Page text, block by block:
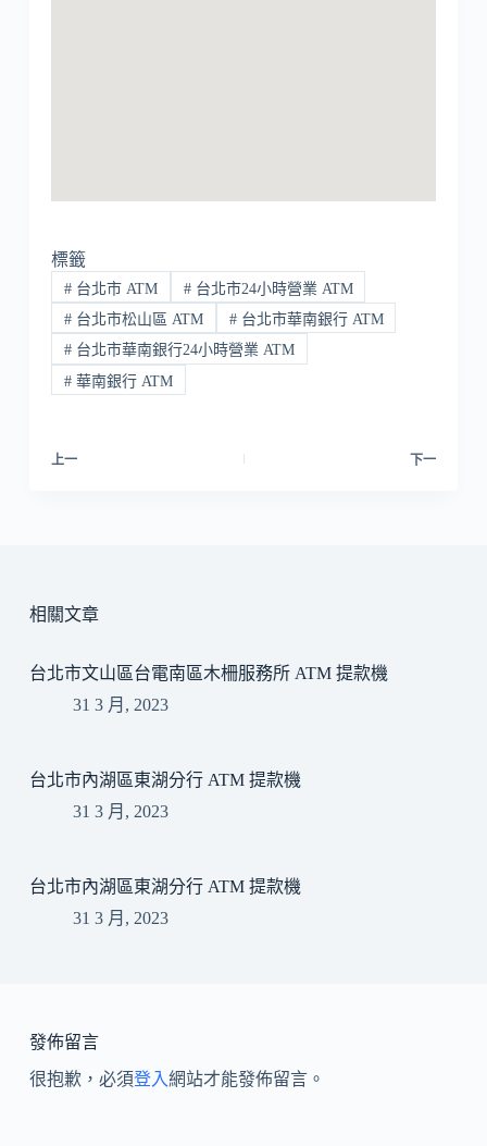
標籤
#台北市 ATM #台北市24小時營業 ATM
#台北市松山區 ATM #台北市華南銀行 ATM
#台北市華南銀行24小時營業 ATM
#華南銀行 ATM
上一 下一
相關文章
台北市文山區台電南區木柵服務所 ATM 提款機
31 3 月, 2023
台北市內湖區東湖分行 ATM 提款機
31 3 月, 2023
台北市內湖區東湖分行 ATM 提款機
31 3 月, 2023
發佈留言
很抱歉，必須登入網站才能發佈留言。